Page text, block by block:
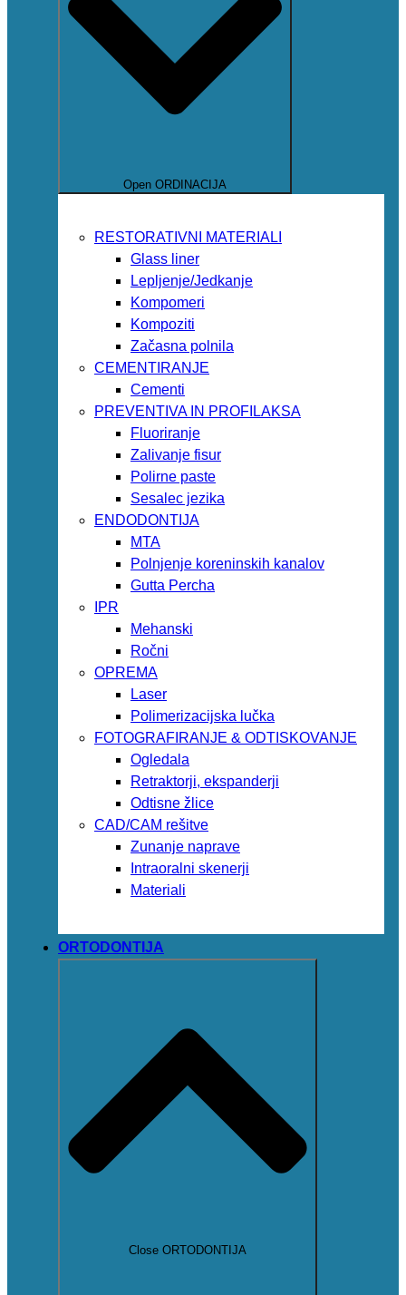
Open ORDINACIJA
RESTORATIVNI MATERIALI
Glass liner
Lepljenje/Jedkanje
Kompomeri
Kompoziti
Začasna polnila
CEMENTIRANJE
Cementi
PREVENTIVA IN PROFILAKSA
Fluoriranje
Zalivanje fisur
Polirne paste
Sesalec jezika
ENDODONTIJA
MTA
Polnjenje koreninskih kanalov
Gutta Percha
IPR
Mehanski
Ročni
OPREMA
Laser
Polimerizacijska lučka
FOTOGRAFIRANJE & ODTISKOVANJE
Ogledala
Retraktorji, ekspanderji
Odtisne žlice
CAD/CAM rešitve
Zunanje naprave
Intraoralni skenerji
Materiali
ORTODONTIJA
Close ORTODONTIJA